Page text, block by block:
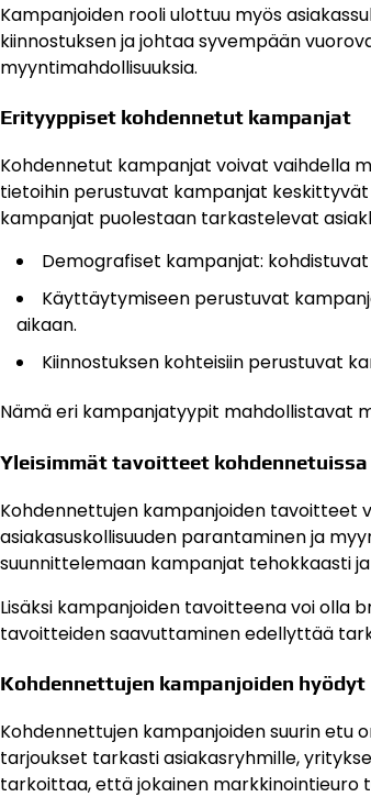
Kampanjoiden rooli ulottuu myös
kiinnostuksen ja johtaa syvempään
myyntimahdollisuuksia.
Erityyppiset kohdennetut kampanjat
Kohdennetut kampanjat voivat vaihdella
tietoihin perustuvat kampanjat keskittyvät
kampanjat puolestaan tarkastelevat
Demografiset kampanjat:
Käyttäytymiseen perustuvat
aikaan.
Kiinnostuksen kohteisiin perustuvat
Nämä eri kampanjatyypit mahdollistavat
Yleisimmät tavoitteet
Kohdennettujen kampanjoiden tavoitteet
asiakasuskollisuuden parantaminen ja
suunnittelemaan kampanjat tehokkaasti
Lisäksi kampanjoiden tavoitteena voi olla
tavoitteiden saavuttaminen edellyttää
Kohdennettujen kampanjoiden hyödyt
Kohdennettujen kampanjoiden suurin etu
tarjoukset tarkasti asiakasryhmille,
tarkoittaa, että jokainen markkinointieuro